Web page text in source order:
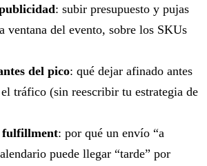
: subir presupuesto y pujas
ventana del evento, sobre los SKUs
del pico: qué dejar afinado antes
tráfico (sin reescribir tu estrategia de
fulfillment: por qué un envío “a
puede llegar “tarde” por